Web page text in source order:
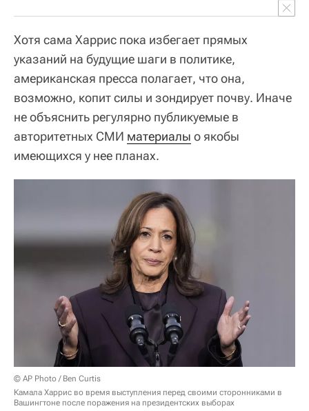
Хотя сама Харрис пока избегает прямых
указаний на будущие шаги в политике,
американская пресса полагает, что она,
возможно, копит силы и зондирует почву. Иначе
не объяснить регулярно публикуемые в
авторитетных СМИ материалы о якобы
имеющихся у нее планах.
© AP Photo / Ben Curtis
Камала Харрис во время выступления перед своими сторонниками в
Вашингтоне после поражения на президентских выборах